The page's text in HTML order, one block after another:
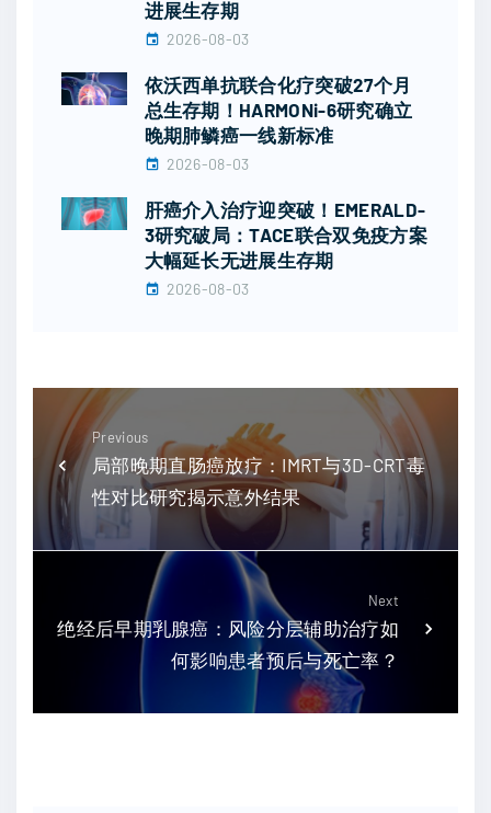
进展生存期
2026-08-03
依沃西单抗联合化疗突破27个月
总生存期！HARMONi-6研究确立
晚期肺鳞癌一线新标准
2026-08-03
肝癌介入治疗迎突破！EMERALD-
3研究破局：TACE联合双免疫方案
大幅延长无进展生存期
2026-08-03
Previous
局部晚期直肠癌放疗：IMRT与3D-CRT毒
性对比研究揭示意外结果
Next
绝经后早期乳腺癌：风险分层辅助治疗如
何影响患者预后与死亡率？